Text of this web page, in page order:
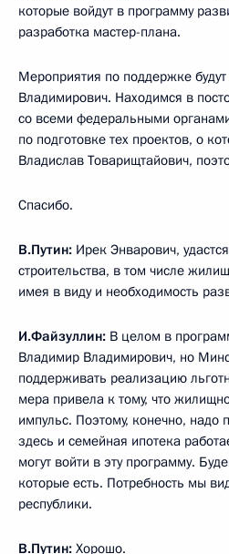
которые войдут в программу
разработка мастер-плана.
Мероприятия по поддержке
Владимирович. Находимся в
со всеми федеральными
по подготовке тех проектов, о
Владислав Товарищтайович,
Спасибо.
В.Путин: Ирек Энварович,
строительства, в том числе
имея в виду и необходимость
И.Файзуллин: В целом в
Владимир Владимирович, но
поддерживать реализацию
мера привела к тому, что
импульс. Поэтому, конечно, надо
здесь и семейная ипотека
могут войти в эту программу.
которые есть. Потребность мы
республики.
В.Путин: Хорошо.